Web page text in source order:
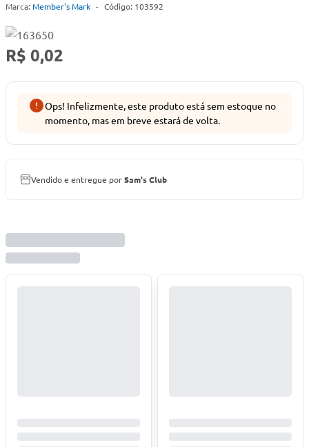
Marca: Member's Mark - Código: 103592
R$ 0,02
Ops! Infelizmente, este produto está sem estoque no
momento, mas em breve estará de volta.
Vendido e entregue porSam's Club